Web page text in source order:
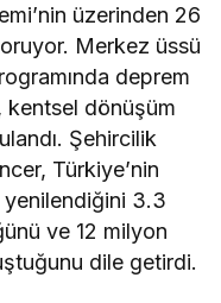
üzerinden 26
Merkez üssü
deprem
kentsel dönüşüm
Şehircilik
Türkiye’nin
yenilendiğini 3.3
ve 12 milyon
dile getirdi.